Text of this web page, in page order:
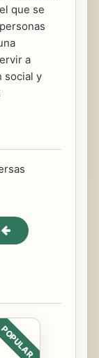
que se
a
social y
POPULAR